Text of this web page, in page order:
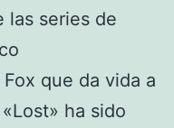
las series de
que da vida a
ha sido